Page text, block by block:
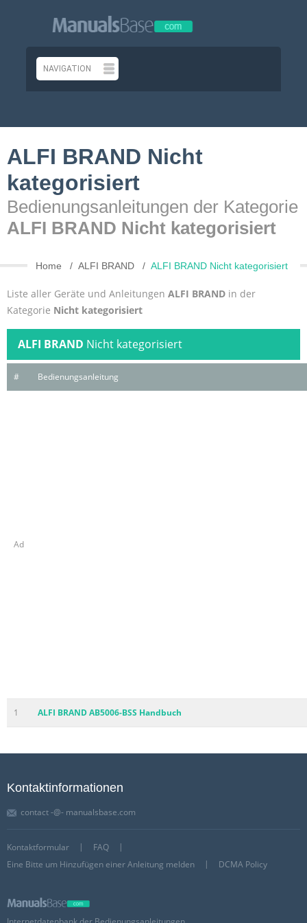
ALFI BRAND Nicht
kategorisiert
Bedienungsanleitungen der Kategorie
ALFI BRAND Nicht kategorisiert
Home ALFI BRAND ALFI BRAND Nicht kategorisiert
Liste aller Geräte und Anleitungen ALFI BRAND in der
Kategorie Nicht kategorisiert
ALFI BRAND Nicht kategorisiert
# Bedienungsanleitung
Ad
1 ALFI BRAND AB5006-BSS Handbuch
Kontaktinformationen
contact -@- manualsbase.com
Kontaktformular
FAQ
Eine Bitte um Hinzufügen einer Anleitung melden
DCMA Policy